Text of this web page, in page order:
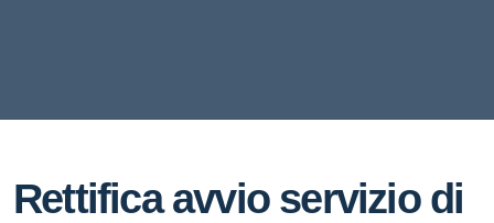
Rettifica avvio servizio di